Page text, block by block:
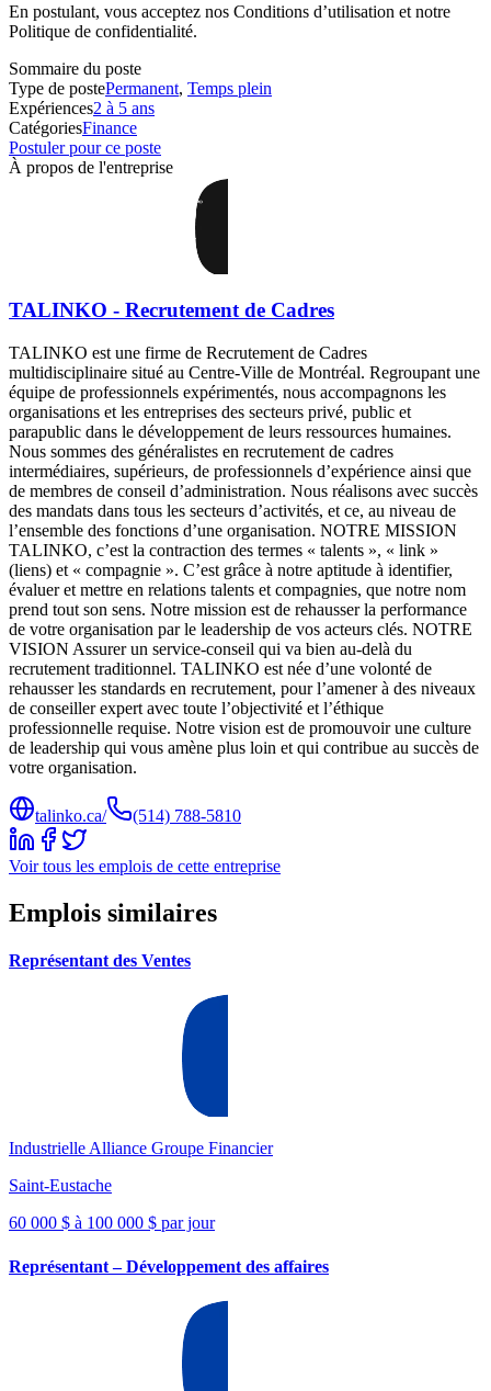
En postulant, vous acceptez nos Conditions d’utilisation et notre
Politique de confidentialité.
Sommaire du poste
Type de postePermanent, Temps plein
Expériences2 à 5 ans
CatégoriesFinance
Postuler pour ce poste
À propos de l'entreprise
TALINKO - Recrutement de Cadres
TALINKO est une firme de Recrutement de Cadres
multidisciplinaire situé au Centre-Ville de Montréal. Regroupant une
équipe de professionnels expérimentés, nous accompagnons les
organisations et les entreprises des secteurs privé, public et
parapublic dans le développement de leurs ressources humaines.
Nous sommes des généralistes en recrutement de cadres
intermédiaires, supérieurs, de professionnels d’expérience ainsi que
de membres de conseil d’administration. Nous réalisons avec succès
des mandats dans tous les secteurs d’activités, et ce, au niveau de
l’ensemble des fonctions d’une organisation. NOTRE MISSION
TALINKO, c’est la contraction des termes « talents », « link »
(liens) et « compagnie ». C’est grâce à notre aptitude à identifier,
évaluer et mettre en relations talents et compagnies, que notre nom
prend tout son sens. Notre mission est de rehausser la performance
de votre organisation par le leadership de vos acteurs clés. NOTRE
VISION Assurer un service-conseil qui va bien au-delà du
recrutement traditionnel. TALINKO est née d’une volonté de
rehausser les standards en recrutement, pour l’amener à des niveaux
de conseiller expert avec toute l’objectivité et l’éthique
professionnelle requise. Notre vision est de promouvoir une culture
de leadership qui vous amène plus loin et qui contribue au succès de
votre organisation.
talinko.ca/ (514) 788-5810
Voir tous les emplois de cette entreprise
Emplois similaires
Représentant des Ventes
Industrielle Alliance Groupe Financier
Saint-Eustache
60 000 $ à 100 000 $ par jour
Représentant – Développement des affaires